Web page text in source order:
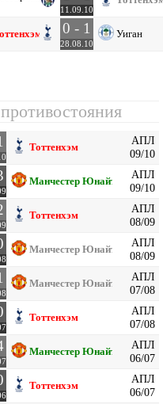
11.09.10
0 - 1
28.08.10
Уиган
Тоттенхэм
АПЛ
09/10
Манчестер Юнайтед
АПЛ
09/10
Тоттенхэм
АПЛ
08/09
Манчестер Юнайтед
АПЛ
08/09
Манчестер Юнайтед
АПЛ
07/08
Тоттенхэм
АПЛ
07/08
Манчестер Юнайтед
АПЛ
06/07
Тоттенхэм
АПЛ
06/07